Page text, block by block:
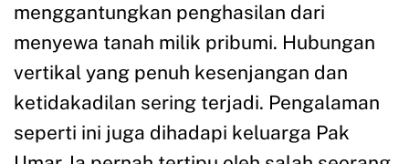
menggantungkan penghasilan dari
menyewa tanah milik pribumi. Hubungan
vertikal yang penuh kesenjangan dan
ketidakadilan sering terjadi. Pengalaman
seperti ini juga dihadapi keluarga Pak